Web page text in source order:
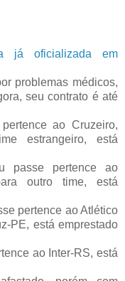
já oficializada em
problemas médicos,
seu contrato é até
ao Cruzeiro,
estrangeiro, está
passe pertence ao
outro time, está
pertence ao Atlético
PE, está emprestado
ao Inter-RS, está